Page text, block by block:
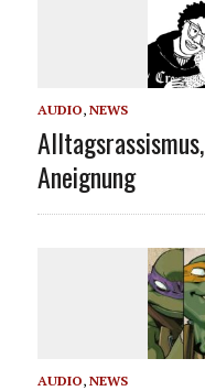
AUDIO, NEWS
Aneignung
AUDIO, NEWS